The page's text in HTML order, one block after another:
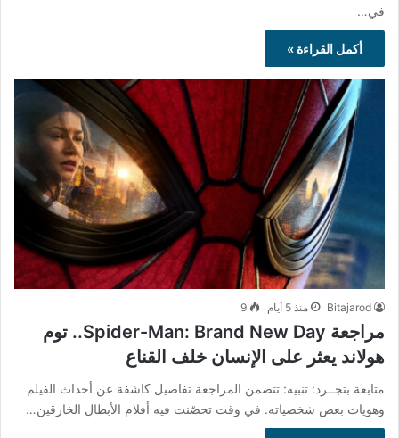
في…
أكمل القراءة »
Bitajarod منذ 5 أيام 9
مراجعة Spider-Man: Brand New Day.. توم
هولاند يعثر على الإنسان خلف القناع
متابعة بتجــرد: تنبيه: تتضمن المراجعة تفاصيل كاشفة عن أحداث الفيلم
وهويات بعض شخصياته. في وقت تحصّنت فيه أفلام الأبطال الخارقين…